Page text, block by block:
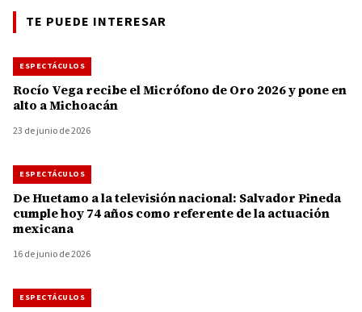
TE PUEDE INTERESAR
ESPECTÁCULOS
Rocío Vega recibe el Micrófono de Oro 2026 y pone en
alto a Michoacán
23 de junio de 2026
ESPECTÁCULOS
De Huetamo a la televisión nacional: Salvador Pineda
cumple hoy 74 años como referente de la actuación
mexicana
16 de junio de 2026
ESPECTÁCULOS